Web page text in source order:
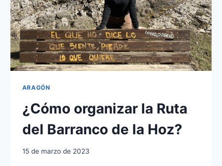
ARAGÓN
¿Cómo organizar la Ruta
del Barranco de la Hoz?
15 de marzo de 2023